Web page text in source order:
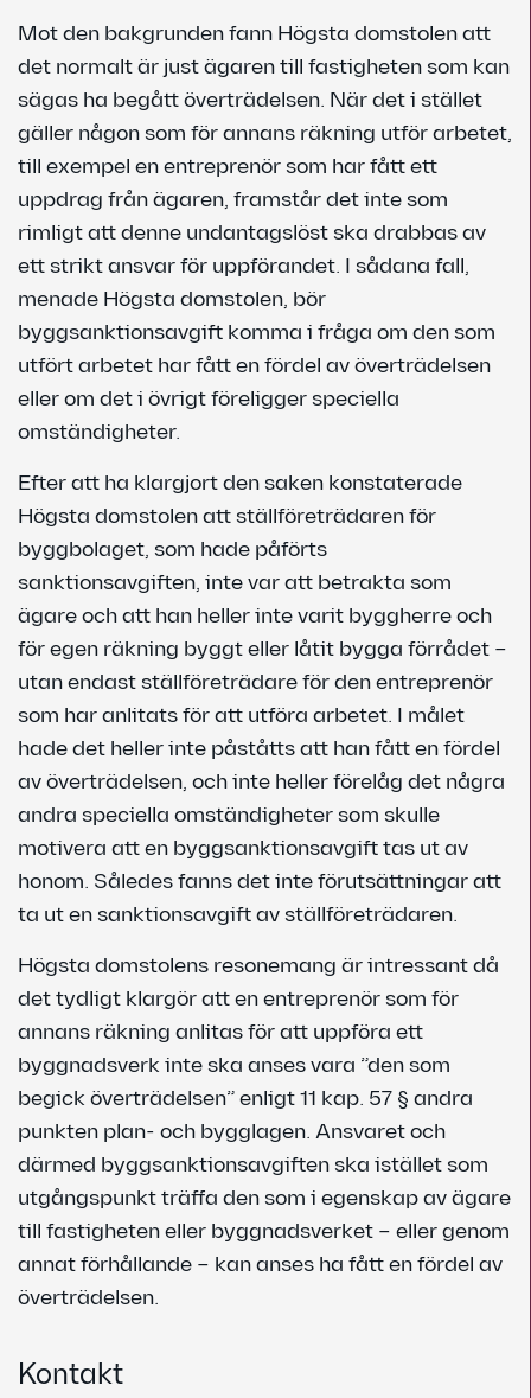
Mot den bakgrunden fann Högsta domstolen att
det normalt är just ägaren till fastigheten som kan
sägas ha begått överträdelsen. När det i stället
gäller någon som för annans räkning utför arbetet,
till exempel en entreprenör som har fått ett
uppdrag från ägaren, framstår det inte som
rimligt att denne undantagslöst ska drabbas av
ett strikt ansvar för uppförandet. I sådana fall,
menade Högsta domstolen, bör
byggsanktionsavgift komma i fråga om den som
utfört arbetet har fått en fördel av överträdelsen
eller om det i övrigt föreligger speciella
omständigheter.
Efter att ha klargjort den saken konstaterade
Högsta domstolen att ställföreträdaren för
byggbolaget, som hade påförts
sanktionsavgiften, inte var att betrakta som
ägare och att han heller inte varit byggherre och
för egen räkning byggt eller låtit bygga förrådet –
utan endast ställföreträdare för den entreprenör
som har anlitats för att utföra arbetet. I målet
hade det heller inte påståtts att han fått en fördel
av överträdelsen, och inte heller förelåg det några
andra speciella omständigheter som skulle
motivera att en byggsanktionsavgift tas ut av
honom. Således fanns det inte förutsättningar att
ta ut en sanktionsavgift av ställföreträdaren.
Högsta domstolens resonemang är intressant då
det tydligt klargör att en entreprenör som för
annans räkning anlitas för att uppföra ett
byggnadsverk inte ska anses vara ”den som
begick överträdelsen” enligt 11 kap. 57 § andra
punkten plan- och bygglagen. Ansvaret och
därmed byggsanktionsavgiften ska istället som
utgångspunkt träffa den som i egenskap av ägare
till fastigheten eller byggnadsverket – eller genom
annat förhållande – kan anses ha fått en fördel av
överträdelsen.
Kontakt